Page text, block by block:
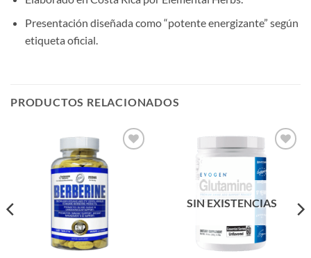
Presentación diseñada como “potente energizante” según
etiqueta oficial.
PRODUCTOS RELACIONADOS
SIN EXISTENCIAS